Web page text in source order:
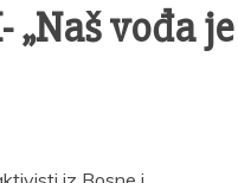
„Naš vođa je